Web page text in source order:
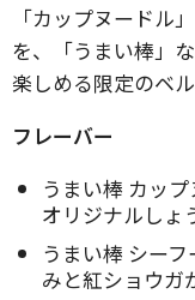
「カップヌードル
を、「うまい棒」
楽しめる限定のベル
フレーバー
うまい棒 カッ
オリジナルしょ
うまい棒 シー
みと紅ショウガ